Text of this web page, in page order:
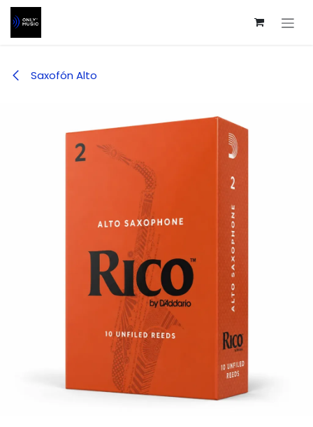
Ir al contenido
Saxofón Alto